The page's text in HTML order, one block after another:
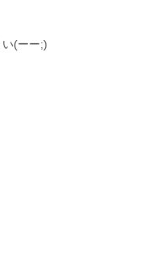
(ーー;)